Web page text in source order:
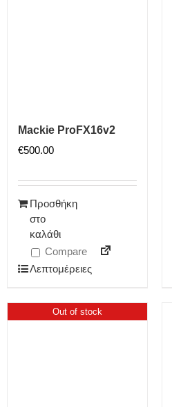
Mackie ProFX16v2
€500.00
Προσθήκη
στο
καλάθι
Compare
Λεπτομέρειες
Out of stock